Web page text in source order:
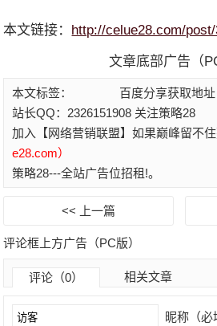
本文链接： http://celue28.com/
文章底部广告（
百度分享获取地
本文标签：
站长QQ：2326151908 关注策略28
加入【网络营销联盟】如果巅峰留不
e28.com）
策略28---全站广告位招租!。
<< 上一篇
评论框上方广告（PC版）
评论（0） 相关文章
昵称（必